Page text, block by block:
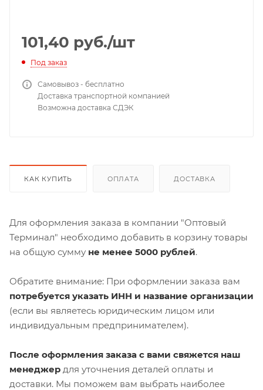
101,40 руб./шт
Под заказ
Самовывоз - бесплатно
Доставка транспортной компанией
Возможна доставка СДЭК
КАК КУПИТЬ ОПЛАТА ДОСТАВКА
Для оформления заказа в компании "Оптовый
Терминал" необходимо добавить в корзину товары
на общую сумму не менее 5000 рублей.
Обратите внимание: При оформлении заказа вам
потребуется указать ИНН и название организации
(если вы являетесь юридическим лицом или
индивидуальным предпринимателем).
После оформления заказа с вами свяжется наш
менеджер для уточнения деталей оплаты и
доставки. Мы поможем вам выбрать наиболее